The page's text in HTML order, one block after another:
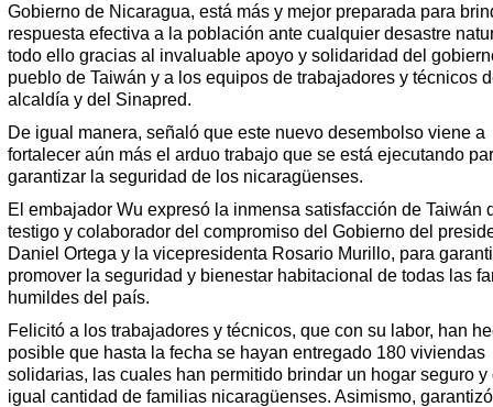
Gobierno de Nicaragua, está más y mejor preparada para
respuesta efectiva a la población ante cualquier desastre
todo ello gracias al invaluable apoyo y solidaridad del
pueblo de Taiwán y a los equipos de trabajadores y técnicos
alcaldía y del Sinapred.
De igual manera, señaló que este nuevo desembolso viene a
fortalecer aún más el arduo trabajo que se está ejecutando
garantizar la seguridad de los nicaragüenses.
El embajador Wu expresó la inmensa satisfacción de Taiwán
testigo y colaborador del compromiso del Gobierno del
Daniel Ortega y la vicepresidenta Rosario Murillo, para
promover la seguridad y bienestar habitacional de todas las
humildes del país.
Felicitó a los trabajadores y técnicos, que con su labor, han
posible que hasta la fecha se hayan entregado 180 viviendas
solidarias, las cuales han permitido brindar un hogar seguro y
igual cantidad de familias nicaragüenses. Asimismo,